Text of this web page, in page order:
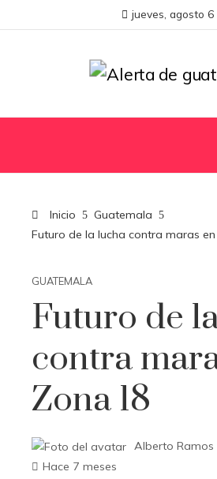
jueves, agosto 6
Inicio
Guatemala
Futuro de la lucha contra maras
GUATEMALA
Futuro de
contra
Zona 18
Alberto Ramos
Hace 7 meses